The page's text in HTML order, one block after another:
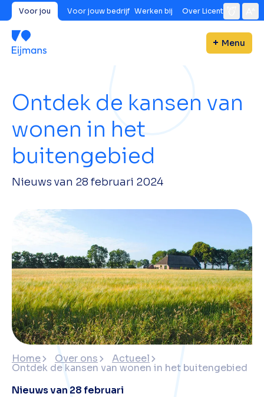
Voor jou Voor jouw bedrijf Werken bij Over Licent
Menu
Ontdek de kansen van
wonen in het
buitengebied
Nieuws van 28 februari 2024
Home Over ons Actueel
Ontdek de kansen van wonen in het buitengebied
Nieuws van 28 februari